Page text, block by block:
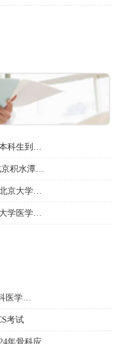
科生到…
积水潭…
京大学…
学医学…
医学…
考试
年骨科应…